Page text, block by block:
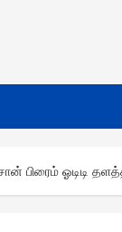
பிரைம் ஓடிடி